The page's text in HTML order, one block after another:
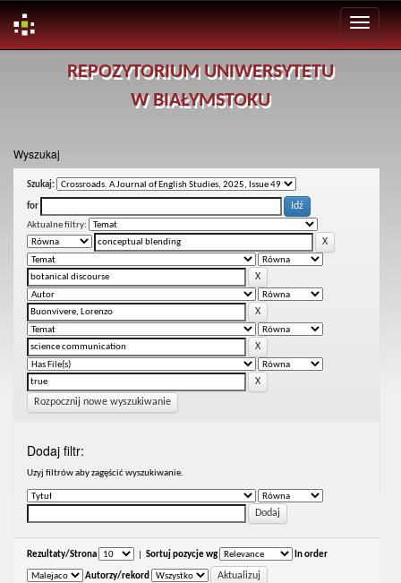
REPOZYTORIUM UNIWERSYTETU
W BIAŁYMSTOKU
Wyszukaj
Szukaj:
for
Aktualne filtry:
Rozpocznij nowe wyszukiwanie
Dodaj filtr:
Uzyj filtrów aby zagęścić wyszukiwanie.
Rezultaty/Strona Sortuj pozycje wg In order
Autorzy/rekord